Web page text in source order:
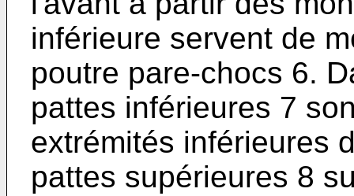
inférieure servent de
poutre pare-chocs 6.
pattes inférieures 7
extrémités inférieures
pattes supérieures 8